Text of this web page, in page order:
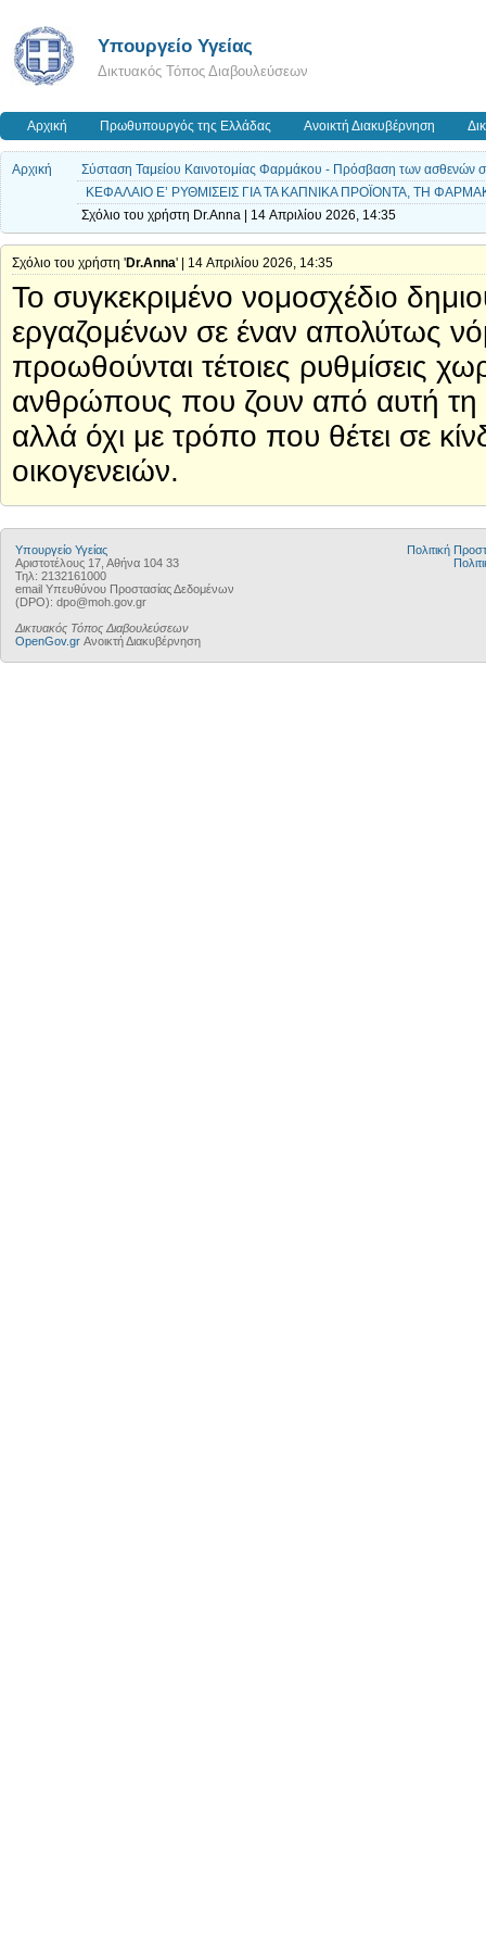
Υπουργείο Υγείας
Δικτυακός Τόπος Διαβουλεύσεων
Αρχική Πρωθυπουργός της Ελλάδας Ανοικτή Διακυβέρνηση
Αρχική
Σύσταση Ταμείου Καινοτομίας Φαρμάκου - Πρόσβαση των ασθενών σε
ΚΕΦΑΛΑΙΟ Ε’ ΡΥΘΜΙΣΕΙΣ ΓΙΑ ΤΑ ΚΑΠΝΙΚΑ ΠΡΟΪΟΝΤΑ, ΤΗ
Σχόλιο του χρήστη Dr.Anna | 14 Απριλίου 2026, 14:35
Σχόλιο του χρήστη 'Dr.Anna' | 14 Απριλίου 2026, 14:35
Το συγκεκριμένο νομοσχέδιο
εργαζομένων σε έναν απολύτως
προωθούνται τέτοιες ρυθμίσεις
ανθρώπους που ζουν από αυτή τη
αλλά όχι με τρόπο που θέτει σε
οικογενειών.
Υπουργείο Υγείας
Αριστοτέλους 17, Αθήνα 104 33
Τηλ: 2132161000
email Υπευθύνου Προστασίας Δεδομένων
(DPO): dpo@moh.gov.gr
Δικτυακός Τόπος Διαβουλεύσεων
OpenGov.gr Ανοικτή Διακυβέρνηση
Πολιτική